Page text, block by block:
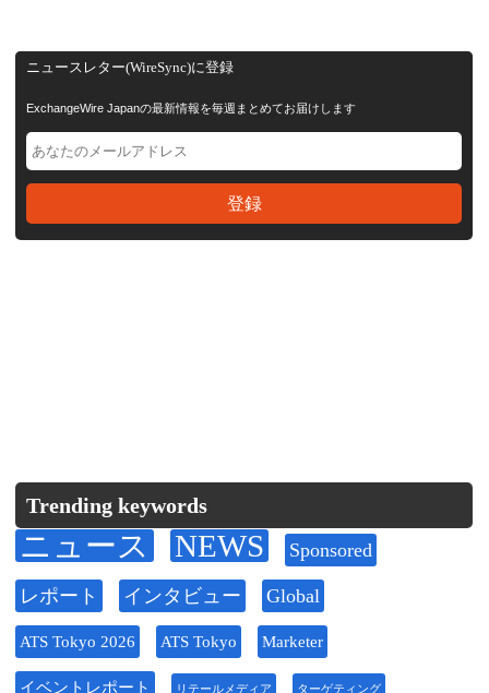
ニュースレター(WireSync)に登録
ExchangeWire Japanの最新情報を毎週まとめてお届けします
Trending keywords
ニュース NEWS Sponsored
レポート インタビュー Global
ATS Tokyo 2026 ATS Tokyo Marketer
イベントレポート リテールメディア ターゲティング